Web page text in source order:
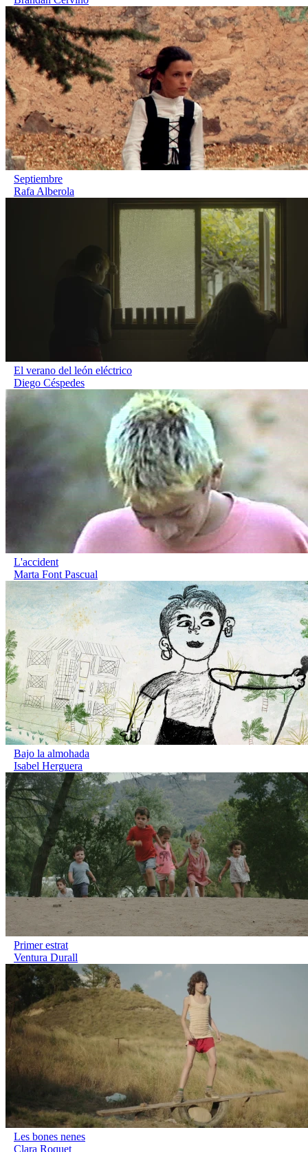
Septiembre
Rafa Alberola
El verano del león eléctrico
Diego Céspedes
L'accident
Marta Font Pascual
Bajo la almohada
Isabel Herguera
Primer estrat
Ventura Durall
Les bones nenes
Clara Roquet